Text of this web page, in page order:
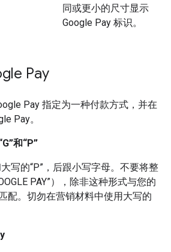
同或更小的尺寸显示
Google Pay 标识。
Pay
Pay 指定为一种付款方式，并在
Pay。
和“P”
写的“P”，后跟小写字母。不要将整
PAY”），除非这种形式与您的
配。切勿在营销材料中使用大写的